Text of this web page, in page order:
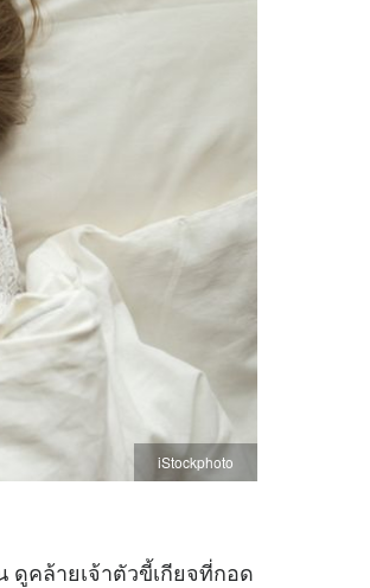
iStockphoto
ดูคล้ายเจ้าตัวขี้เกียจที่กอด